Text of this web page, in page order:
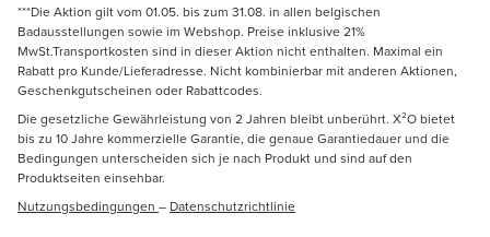
***Die Aktion gilt vom 01.05. bis zum 31.08. in allen belgischen
Badausstellungen sowie im Webshop. Preise inklusive 21%
MwSt.Transportkosten sind in dieser Aktion nicht enthalten. Maximal ein
Rabatt pro Kunde/Lieferadresse. Nicht kombinierbar mit anderen Aktionen,
Geschenkgutscheinen oder Rabattcodes.
Die gesetzliche Gewährleistung von 2 Jahren bleibt unberührt. X²O bietet
bis zu 10 Jahre kommerzielle Garantie, die genaue Garantiedauer und die
Bedingungen unterscheiden sich je nach Produkt und sind auf den
Produktseiten einsehbar.
Nutzungsbedingungen – Datenschutzrichtlinie